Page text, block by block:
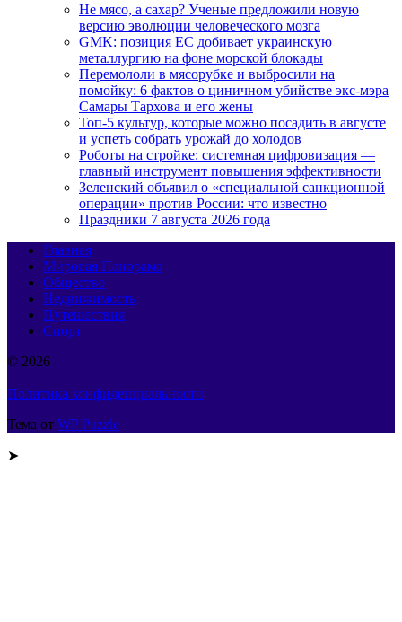
Не мясо, а сахар? Ученые предложили новую
версию эволюции человеческого мозга
GMK: позиция ЕС добивает украинскую
металлургию на фоне морской блокады
Перемололи в мясорубке и выбросили на
помойку: 6 фактов о циничном убийстве экс-мэра
Самары Тархова и его жены
Топ-5 культур, которые можно посадить в августе
и успеть собрать урожай до холодов
Роботы на стройке: системная цифровизация —
главный инструмент повышения эффективности
Зеленский объявил о «специальной санкционной
операции» против России: что известно
Праздники 7 августа 2026 года
Главная
Мировая Панорама
Общество
Недвижимость
Путешествия
Спорт
© 2026
Политика конфиденциальности
Тема от WP Puzzle
➤